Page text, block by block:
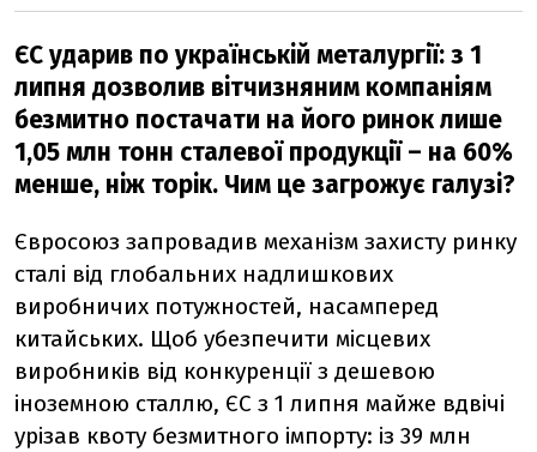
ЄС ударив по українській металургії: з 1
липня дозволив вітчизняним компаніям
безмитно постачати на його ринок лише
1,05 млн тонн сталевої продукції – на 60%
менше, ніж торік. Чим це загрожує галузі?
Євросоюз запровадив механізм захисту ринку
сталі від глобальних надлишкових
виробничих потужностей, насамперед
китайських. Щоб убезпечити місцевих
виробників від конкуренції з дешевою
іноземною сталлю, ЄС з 1 липня майже вдвічі
урізав квоту безмитного імпорту: із 39 млн